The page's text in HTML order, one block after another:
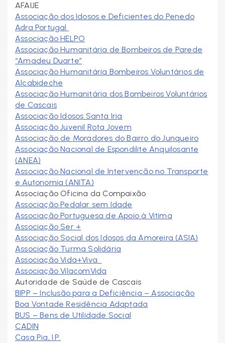
AFAIJE
Associação dos Idosos e Deficientes do Penedo
Adra Portugal
Associação HELPO
Associação Humanitária de Bombeiros de Parede
“Amadeu Duarte”
Associação Humanitária Bombeiros Voluntários de
Alcabideche
Associação Humanitária dos Bombeiros Voluntários
de Cascais
Associação Idosos Santa Iria
Associação Juvenil Rota Jovem
Associação de Moradores do Bairro do Junqueiro
Associação Nacional de Espondilite Anquilosante
(ANEA)
Associação Nacional de Intervenção no Transporte
e Autonomia (ANITA)
Associação Oficina da Compaixão
Associação Pedalar sem Idade
Associação Portuguesa de Apoio à Vitima
Associação Ser +
Associação Social dos Idosos da Amoreira (ASIA)
Associação Turma Solidária
Associação Vida+Viva
Associação VilacomVida
Autoridade de Saúde de Cascais
BIPP – Inclusão para a Deficiência – Associação
Boa Vontade Residência Adaptada
BUS – Bens de Utilidade Social
CADIN
Casa Pia, I.P.